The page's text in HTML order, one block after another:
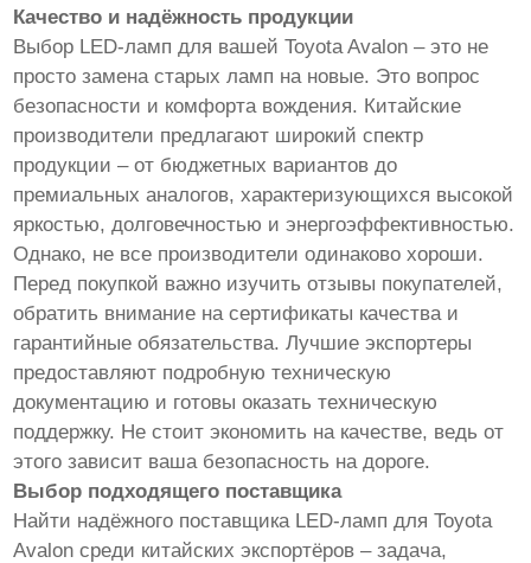
Качество и надёжность продукции
Выбор LED-ламп для вашей Toyota Avalon – это не
просто замена старых ламп на новые. Это вопрос
безопасности и комфорта вождения. Китайские
производители предлагают широкий спектр
продукции – от бюджетных вариантов до
премиальных аналогов, характеризующихся высокой
яркостью, долговечностью и энергоэффективностью.
Однако, не все производители одинаково хороши.
Перед покупкой важно изучить отзывы покупателей,
обратить внимание на сертификаты качества и
гарантийные обязательства. Лучшие экспортеры
предоставляют подробную техническую
документацию и готовы оказать техническую
поддержку. Не стоит экономить на качестве, ведь от
этого зависит ваша безопасность на дороге.
Выбор подходящего поставщика
Найти надёжного поставщика LED-ламп для Toyota
Avalon среди китайских экспортёров – задача,